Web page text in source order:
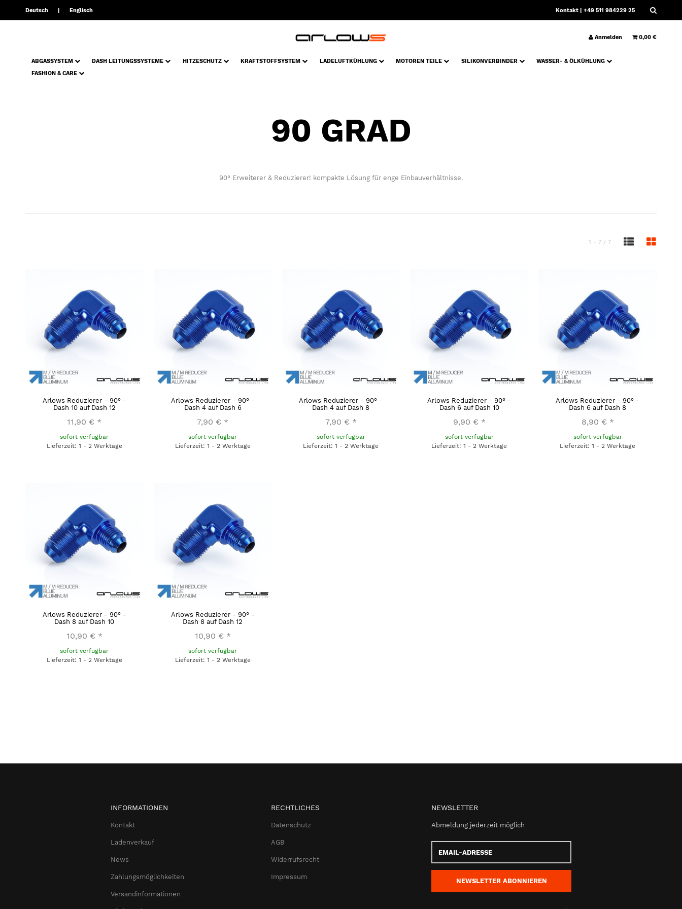
Deutsch Englisch Kontakt | +49 511 984229 25
Anmelden 0,00 €
ABGASSYSTEM DASH LEITUNGSSYSTEME HITZESCHUTZ KRAFTSTOFFSYSTEM LADELUFTKÜHLUNG MOTOREN TEILE SILIKONVERBINDER
WASSER- & ÖLKÜHLUNG
FASHION & CARE
90 GRAD
90° Erweiterer & Reduzierer! kompakte Lösung für enge Einbauverhältnisse.
1 - 7 / 7
Arlows Reduzierer - 90° -
Dash 10 auf Dash 12
11,90 € *
sofort verfügbar
Lieferzeit: 1 - 2 Werktage
Arlows Reduzierer - 90° -
Dash 4 auf Dash 6
7,90 € *
sofort verfügbar
Lieferzeit: 1 - 2 Werktage
Arlows Reduzierer - 90° -
Dash 4 auf Dash 8
7,90 € *
sofort verfügbar
Lieferzeit: 1 - 2 Werktage
Arlows Reduzierer - 90° -
Dash 6 auf Dash 10
9,90 € *
sofort verfügbar
Lieferzeit: 1 - 2 Werktage
Arlows Reduzierer - 90° -
Dash 6 auf Dash 8
8,90 € *
sofort verfügbar
Lieferzeit: 1 - 2 Werktage
Arlows Reduzierer - 90° -
Dash 8 auf Dash 10
10,90 € *
sofort verfügbar
Lieferzeit: 1 - 2 Werktage
Arlows Reduzierer - 90° -
Dash 8 auf Dash 12
10,90 € *
sofort verfügbar
Lieferzeit: 1 - 2 Werktage
INFORMATIONEN
Kontakt
Ladenverkauf
News
Zahlungsmöglichkeiten
Versandinformationen
RECHTLICHES
Datenschutz
AGB
Widerrufsrecht
Impressum
NEWSLETTER
Abmeldung jederzeit möglich
Adresse
NEWSLETTER ABONNIEREN